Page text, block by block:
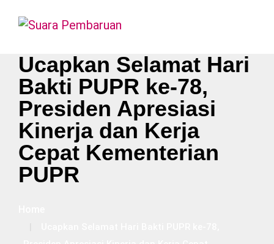
Ucapkan Selamat Hari
Bakti PUPR ke-78,
Presiden Apresiasi
Kinerja dan Kerja
Cepat Kementerian
PUPR